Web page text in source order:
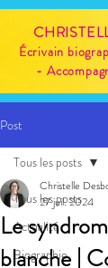
Écrivain
-
Post
Tous les posts
Actualité
Biographie
Tous les posts
Le
blanche |
Christelle
27 juil. 2024